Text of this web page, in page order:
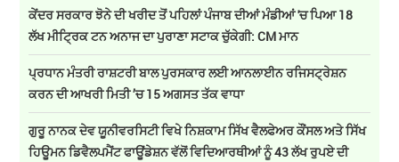
ਕੇਂਦਰ ਸਰਕਾਰ ਝੋਨੇ ਦੀ ਖਰੀਦ ਤੋਂ ਪਹਿਲਾਂ ਪੰਜਾਬ ਦੀਆਂ ਮੰਡੀਆਂ 'ਚ ਪਿਆ 18
ਲੱਖ ਮੀਟ੍ਰਿਕ ਟਨ ਅਨਾਜ ਦਾ ਪੁਰਾਣਾ ਸਟਾਕ ਚੁੱਕੇਗੀ: CM ਮਾਨ
ਪ੍ਰਧਾਨ ਮੰਤਰੀ ਰਾਸ਼ਟਰੀ ਬਾਲ ਪੁਰਸਕਾਰ ਲਈ ਆਨਲਾਈਨ ਰਜਿਸਟ੍ਰੇਸ਼ਨ
ਕਰਨ ਦੀ ਆਖਰੀ ਮਿਤੀ ’ਚ 15 ਅਗਸਤ ਤੱਕ ਵਾਧਾ
ਗੁਰੂ ਨਾਨਕ ਦੇਵ ਯੂਨੀਵਰਸਿਟੀ ਵਿਖੇ ਨਿਸ਼ਕਾਮ ਸਿੱਖ ਵੈਲਫੇਅਰ ਕੌਂਸਲ ਅਤੇ ਸਿੱਖ
ਹਿਊਮਨ ਡਿਵੈਲਪਮੈਂਟ ਫਾਊਂਡੇਸ਼ਨ ਵੱਲੋਂ ਵਿਦਿਆਰਥੀਆਂ ਨੂੰ 43 ਲੱਖ ਰੁਪਏ ਦੀ